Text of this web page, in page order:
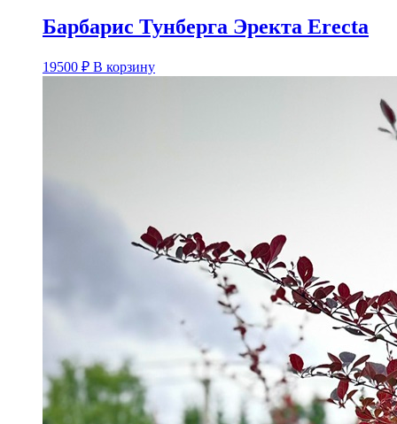
Барбарис Тунберга Эректа Erecta
19500 ₽ В корзину